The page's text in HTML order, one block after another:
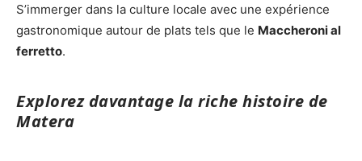
S’immerger dans la culture locale avec une expérience
gastronomique autour de plats tels que le Maccheroni al
ferretto.
Explorez davantage la riche histoire de
Matera